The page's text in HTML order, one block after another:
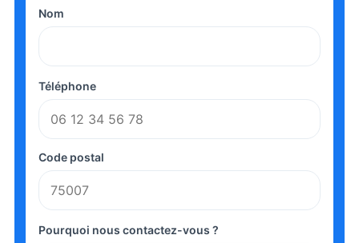
Nom
Téléphone
Code postal
Pourquoi nous contactez-vous ?